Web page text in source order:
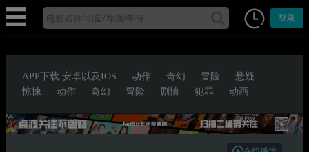
登录
APP下载:安卓以及IOS 动作 奇幻 冒险
悬疑
惊悚
动作 奇幻 冒险 剧情 犯罪 动画